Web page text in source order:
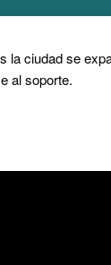
la ciudad se
al soporte.